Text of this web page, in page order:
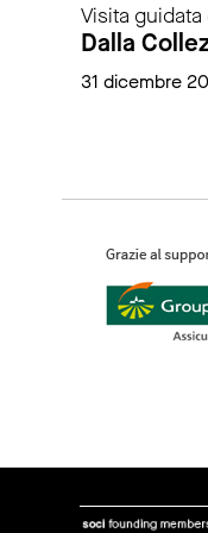
Visita guidata
Dalla
31 dicembre